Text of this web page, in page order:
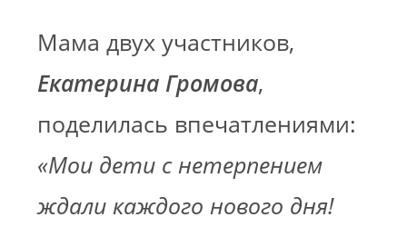
Мама двух участников,
Екатерина Громова,
поделилась впечатлениями:
«Мои дети с нетерпением
ждали каждого нового дня!